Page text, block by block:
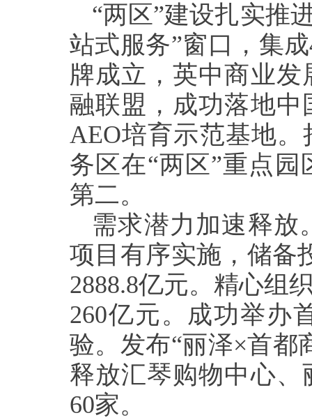
“两区”建设扎实推
站式服务”窗口，集
牌成立，英中商业
融联盟，成功落地
AEO培育示范基地
务区在“两区”重点
第二。
需求潜力加速释放
项目有序实施，储备
2888.8亿元。精心组
260亿元。成功举办
验。发布“丽泽×首都
释放汇琴购物中心、
60家。